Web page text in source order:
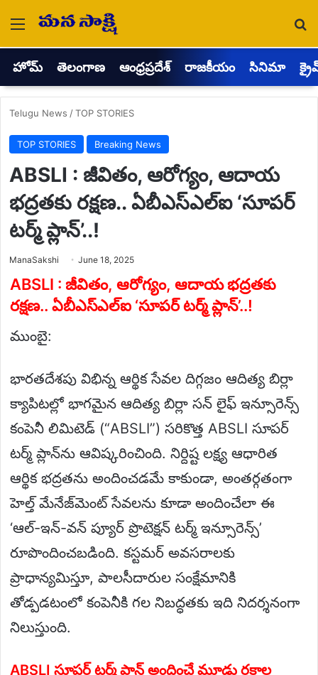
Menu
హోమ్ తెలంగాణ ఆంధ్రప్రదేశ్ రాజకీయం సినిమా
Telugu News /TOP STORIES
TOP STORIES Breaking News
ABSLI : జీవితం, ఆరోగ్యం, ఆదాయ
భద్రతకు రక్షణ.. ఏబీఎస్‌ఎల్‌ఐ ‘సూపర్
టర్మ్ ప్లాన్’..!
ManaSakshi Send
email
June 18, 2025
ABSLI : జీవితం, ఆరోగ్యం, ఆదాయ భద్రతకు
రక్షణ.. ఏబీఎస్‌ఎల్‌ఐ ‘సూపర్ టర్మ్ ప్లాన్’..!
ముంబై:
భారతదేశపు విభిన్న ఆర్థిక సేవల దిగ్గజం ఆదిత్య బిర్లా
క్యాపిటల్లో భాగమైన ఆదిత్య బిర్లా సన్ లైఫ్ ఇన్సూరెన్స్
కంపెనీ లిమిటెడ్ (“ABSLI”) సరికొత్త ABSLI సూపర్
టర్మ్ ప్లాన్‌ను ఆవిష్కరించింది. నిర్దిష్ట లక్ష్య ఆధారిత
ఆర్థిక భద్రతను అందించడమే కాకుండా, అంతర్గతంగా
హెల్త్ మేనేజ్‌మెంట్ సేవలను కూడా అందించేలా ఈ
‘ఆల్-ఇన్-వన్ ప్యూర్ ప్రొటెక్షన్ టర్మ్ ఇన్సూరెన్స్’
రూపొందించబడింది. కస్టమర్ అవసరాలకు
ప్రాధాన్యమిస్తూ, పాలసీదారుల సంక్షేమానికి
తోడ్పడటంలో కంపెనీకి గల నిబద్ధతకు ఇది నిదర్శనంగా
నిలుస్తుంది.
ABSLI సూపర్ టర్మ్ ప్లాన్ అందించే మూడు రకాల